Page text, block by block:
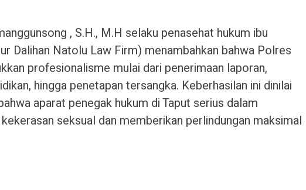
, S.H., M.H selaku penasehat hukum ibu
Dalihan Natolu Law Firm) menambahkan bahwa Polres
profesionalisme mulai dari penerimaan laporan,
hingga penetapan tersangka. Keberhasilan ini dinilai
aparat penegak hukum di Taput serius dalam
seksual dan memberikan perlindungan maksimal